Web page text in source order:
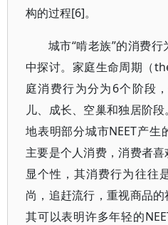
构的过程[6]。
城市“啃老族”的消费
中探讨。家庭生命周期（
庭消费行为分为6个阶段
儿、成长、空巢和独居阶
地表明部分城市NEET产
主要是个人消费，消费者
显个性，其消费行为往往
尚，追赶流行，重视商品
其可以表明许多年轻的